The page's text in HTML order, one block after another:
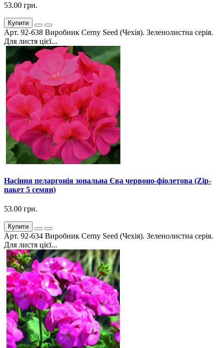
53.00 грн.
Купити
Арт. 92-638 Виробник Cerny Seed (Чехія). Зеленолистна серія.
Для листя цієї...
Насіння пеларгонія зональна Єва червоно-фіолетова (Zip-
пакет 5 семян)
53.00 грн.
Купити
Арт. 92-634 Виробник Cerny Seed (Чехія). Зеленолистна серія.
Для листя цієї...